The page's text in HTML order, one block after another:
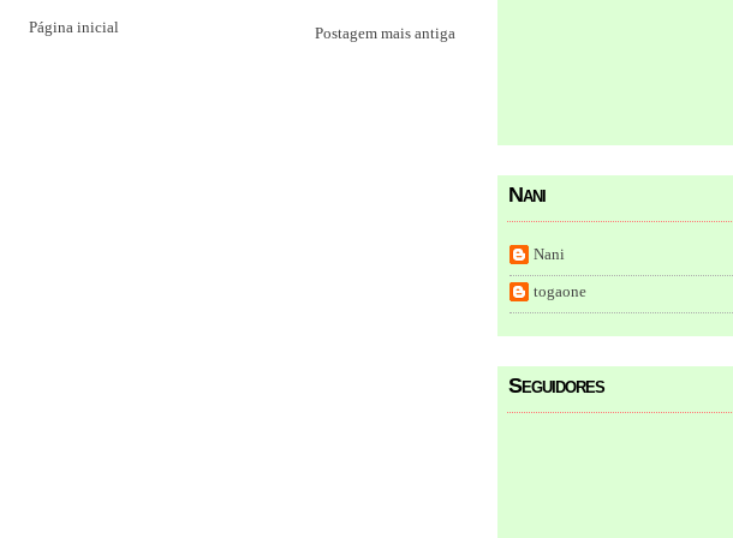
Postagem mais antiga
Página inicial
Nani
Nani
togaone
Seguidores